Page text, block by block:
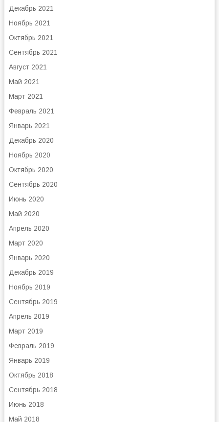
Декабрь 2021
Ноябрь 2021
Октябрь 2021
Сентябрь 2021
Август 2021
Май 2021
Март 2021
Февраль 2021
Январь 2021
Декабрь 2020
Ноябрь 2020
Октябрь 2020
Сентябрь 2020
Июнь 2020
Май 2020
Апрель 2020
Март 2020
Январь 2020
Декабрь 2019
Ноябрь 2019
Сентябрь 2019
Апрель 2019
Март 2019
Февраль 2019
Январь 2019
Октябрь 2018
Сентябрь 2018
Июнь 2018
Май 2018